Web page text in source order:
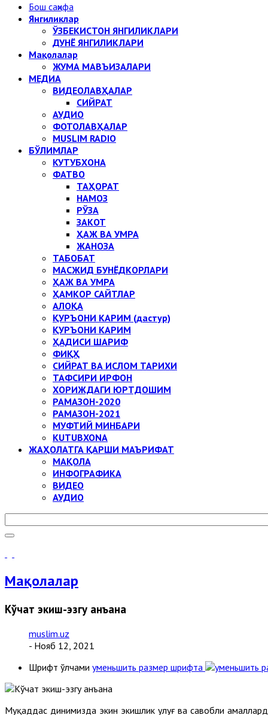
Бош саҳифа
Янгиликлар
ЎЗБЕКИСТОН ЯНГИЛИКЛАРИ
ДУНЁ ЯНГИЛИКЛАРИ
Мақолалар
ЖУМА МАВЪИЗАЛАРИ
МЕДИА
ВИДЕОЛАВҲАЛАР
СИЙРАТ
АУДИО
ФОТОЛАВҲАЛАР
MUSLIM RADIO
БЎЛИМЛАР
КУТУБХОНА
ФАТВО
ТАҲОРАТ
НАМОЗ
РЎЗА
ЗАКОТ
ҲАЖ ВА УМРА
ЖАНОЗА
ТАБОБАТ
МАСЖИД БУНЁДКОРЛАРИ
ҲАЖ ВА УМРА
ҲАМКОР САЙТЛАР
АЛОҚА
ҚУРЪОНИ КАРИМ (дастур)
ҚУРЪОНИ КАРИМ
ҲАДИСИ ШАРИФ
ФИҚҲ
СИЙРАТ ВА ИСЛОМ ТАРИХИ
ТАФСИРИ ИРФОН
ХОРИЖДАГИ ЮРТДОШИМ
РАМАЗОН-2020
РАМАЗОН-2021
МУФТИЙ МИНБАРИ
KUTUBXONA
ЖАҲОЛАТГА ҚАРШИ МАЪРИФАТ
МАҚОЛА
ИНФОГРАФИКА
ВИДЕО
АУДИО
Мақолалар
Кўчат экиш-эзгу анъана
muslim.uz
- Нояб 12, 2021
Шрифт ўлчами уменьшить размер шрифта
Муқаддас динимизда экин экишлик улуғ ва савобли